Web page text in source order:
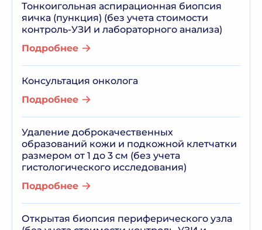
Тонкоигольная аспирационная биопсия
яичка (пункция) (без учета стоимости
контроль-УЗИ и лабораторного анализа)
Подробнее
Консультация онколога
Подробнее
Удаление доброкачественных
образований кожи и подкожной клетчатки
размером от 1 до 3 см (без учета
гистологического исследования)
Подробнее
Открытая биопсия периферического узла